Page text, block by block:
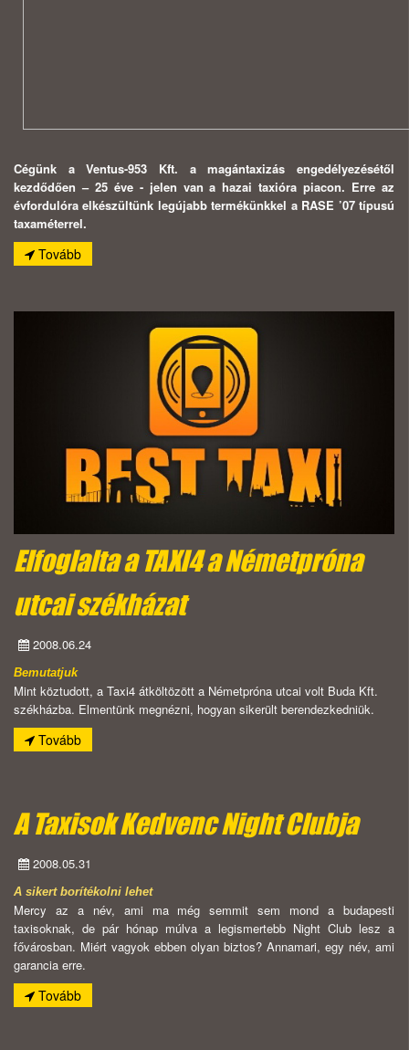
Cégünk a Ventus-953 Kft. a magántaxizás engedélyezésétől
kezdődően – 25 éve - jelen van a hazai taxióra piacon. Erre az
évfordulóra elkészültünk legújabb termékünkkel a RASE ’07 típusú
taxaméterrel.
Tovább
Elfoglalta a TAXI4 a Németpróna
utcai székházat
2008.06.24
Bemutatjuk
Mint köztudott, a Taxi4 átköltözött a Németpróna utcai volt Buda Kft.
székházba. Elmentünk megnézni, hogyan sikerült berendezkedniük.
Tovább
A Taxisok Kedvenc Night Clubja
2008.05.31
A sikert borítékolni lehet
Mercy az a név, ami ma még semmit sem mond a budapesti
taxisoknak, de pár hónap múlva a legismertebb Night Club lesz a
fővárosban. Miért vagyok ebben olyan biztos? Annamari, egy név, ami
garancia erre.
Tovább